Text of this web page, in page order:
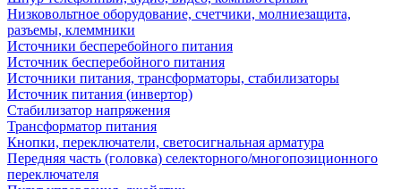
Низковольтное оборудование, счетчики, молниезащита,
разъемы, клеммники
Источники бесперебойного питания
Источник бесперебойного питания
Источники питания, трансформаторы, стабилизаторы
Источник питания (инвертор)
Стабилизатор напряжения
Трансформатор питания
Кнопки, переключатели, светосигнальная арматура
Передняя часть (головка) селекторного/многопозиционного
переключателя